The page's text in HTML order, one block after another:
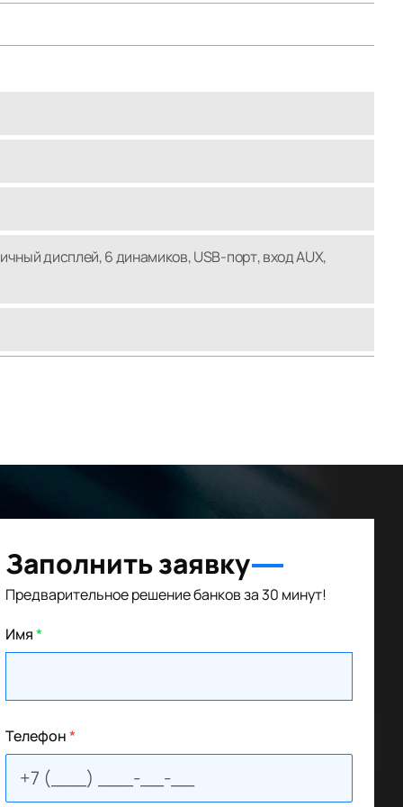
дисплей, 6 динамиков, USB-порт, вход AUX,
Заполнить заявку
Предварительное решение банков за 30 минут!
Имя*
Телефон*